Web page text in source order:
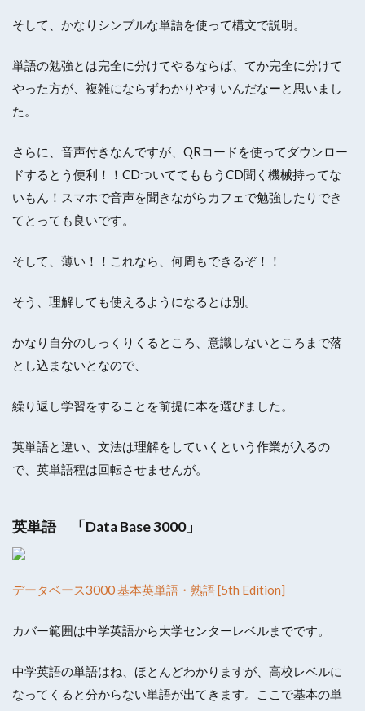
そして、かなりシンプルな単語を使って構文で説明。
単語の勉強とは完全に分けてやるならば、てか完全に分けて
やった方が、複雑にならずわかりやすいんだなーと思いまし
た。
さらに、音声付きなんですが、QRコードを使ってダウンロー
ドするとう便利！！CDついててももうCD聞く機械持ってな
いもん！スマホで音声を聞きながらカフェで勉強したりでき
てとっても良いです。
そして、薄い！！これなら、何周もできるぞ！！
そう、理解しても使えるようになるとは別。
かなり自分のしっくりくるところ、意識しないところまで落
とし込まないとなので、
繰り返し学習をすることを前提に本を選びました。
英単語と違い、文法は理解をしていくという作業が入るの
で、英単語程は回転させませんが。
英単語 「Data Base 3000」
データベース3000 基本英単語・熟語 [5th Edition]
カバー範囲は中学英語から大学センターレベルまでです。
中学英語の単語はね、ほとんどわかりますが、高校レベルに
なってくると分からない単語が出てきます。ここで基本の単